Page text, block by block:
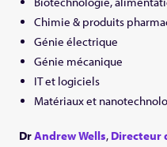
Chimie & produits
Génie électrique
Génie mécanique
IT et logiciels
Matériaux et
DrAndrew Wells, Directeur